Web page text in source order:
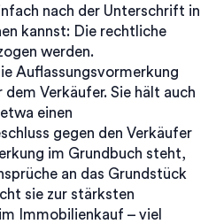
nach der Unterschrift in
kannst: Die rechtliche
werden.
Auflassungsvormerkung
Verkäufer. Sie hält auch
einen
gegen den Verkäufer
im Grundbuch steht,
an das Grundstück
sie zur stärksten
Immobilienkauf – viel